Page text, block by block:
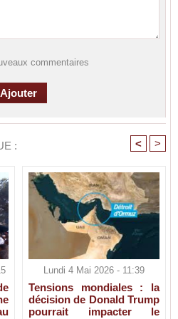
commentaires
: < >
Lundi 4 Mai 2026 - 11:39
Tensions mondiales : la
décision de Donald Trump
pourrait impacter le